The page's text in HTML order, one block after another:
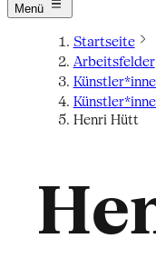
Menü
Startseite
Arbeitsfelder
Henri Hütt